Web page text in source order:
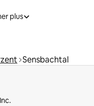
plus
Sensbachtal